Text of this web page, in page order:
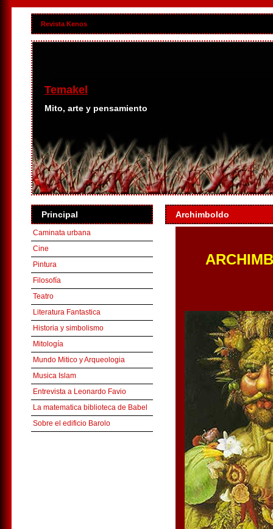
Revista Kenos
Temakel
Mito, arte y pensamiento
Principal
Caminata urbana
Cine
Pintura
Filosofía
Teatro
Literatura Fantastica
Historia y simbolismo
Mitología
Mundo Mitico y Arqueologia
Musica Islam
Entrevista a Leonardo Favio
La matematica biblioteca de Babel
Sobre el edificio Barolo
Archimboldo